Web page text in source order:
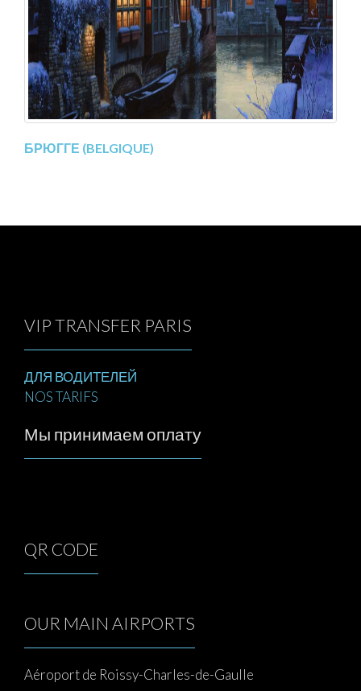
БРЮГГЕ (BELGIQUE)
VIP TRANSFER PARIS
ДЛЯ ВОДИТЕЛЕЙ
NOS TARIFS
Мы принимаем оплату
QR CODE
OUR MAIN AIRPORTS
Aéroport de Roissy-Charles-de-Gaulle